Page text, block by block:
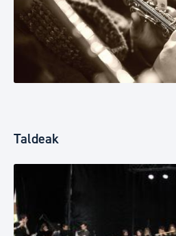
Taldeak